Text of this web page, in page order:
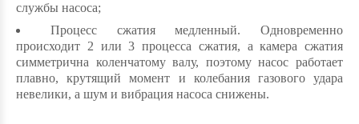
службы насоса;
Процесс сжатия медленный. Одновременно
происходит 2 или 3 процесса сжатия, а камера сжатия
симметрична коленчатому валу, поэтому насос работает
плавно, крутящий момент и колебания газового удара
невелики, а шум и вибрация насоса снижены.